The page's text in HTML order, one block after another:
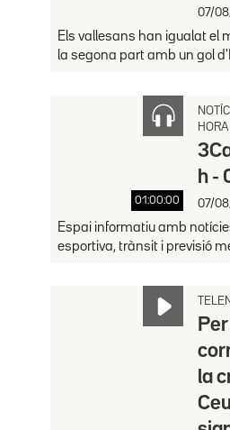
07/
Els vallesans han igualat el
la segona part amb un gol
01:00:00
HORA
h -
07/
Espai informatiu amb
esportiva, trànsit i previsió
la